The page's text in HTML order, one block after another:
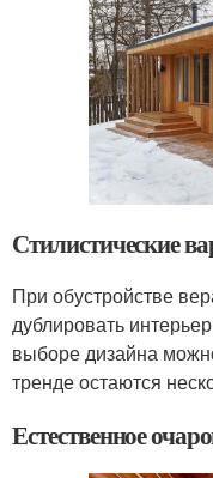
Стилистические
При обустройстве
дублировать
выборе дизайна
тренде остаются
Естественное